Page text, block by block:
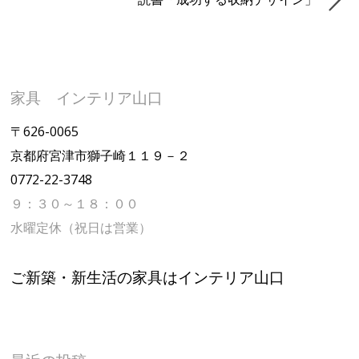
家具 インテリア山口
〒626-0065
京都府宮津市獅子崎１１９－２
0772-22-3748
９：３０～１８：００
水曜定休（祝日は営業）
ご新築・新生活の家具はインテリア山口